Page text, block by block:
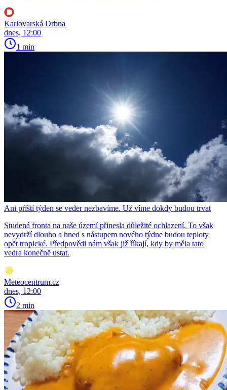
Karlovarská Drbna
dnes, 12:00
1 min
Ani příští týden se veder nezbavíme. Už víme dokdy budou trvat
Studená fronta na naše území přinesla důležité ochlazení. To však
nevydrží dlouho a hned s nástupem nového týdne budou teploty
opět tropické. Předpovědi nám však již říkají, kdy by měla tato
vedra konečně ustat.
Meteocentrum.cz
dnes, 12:00
2 min